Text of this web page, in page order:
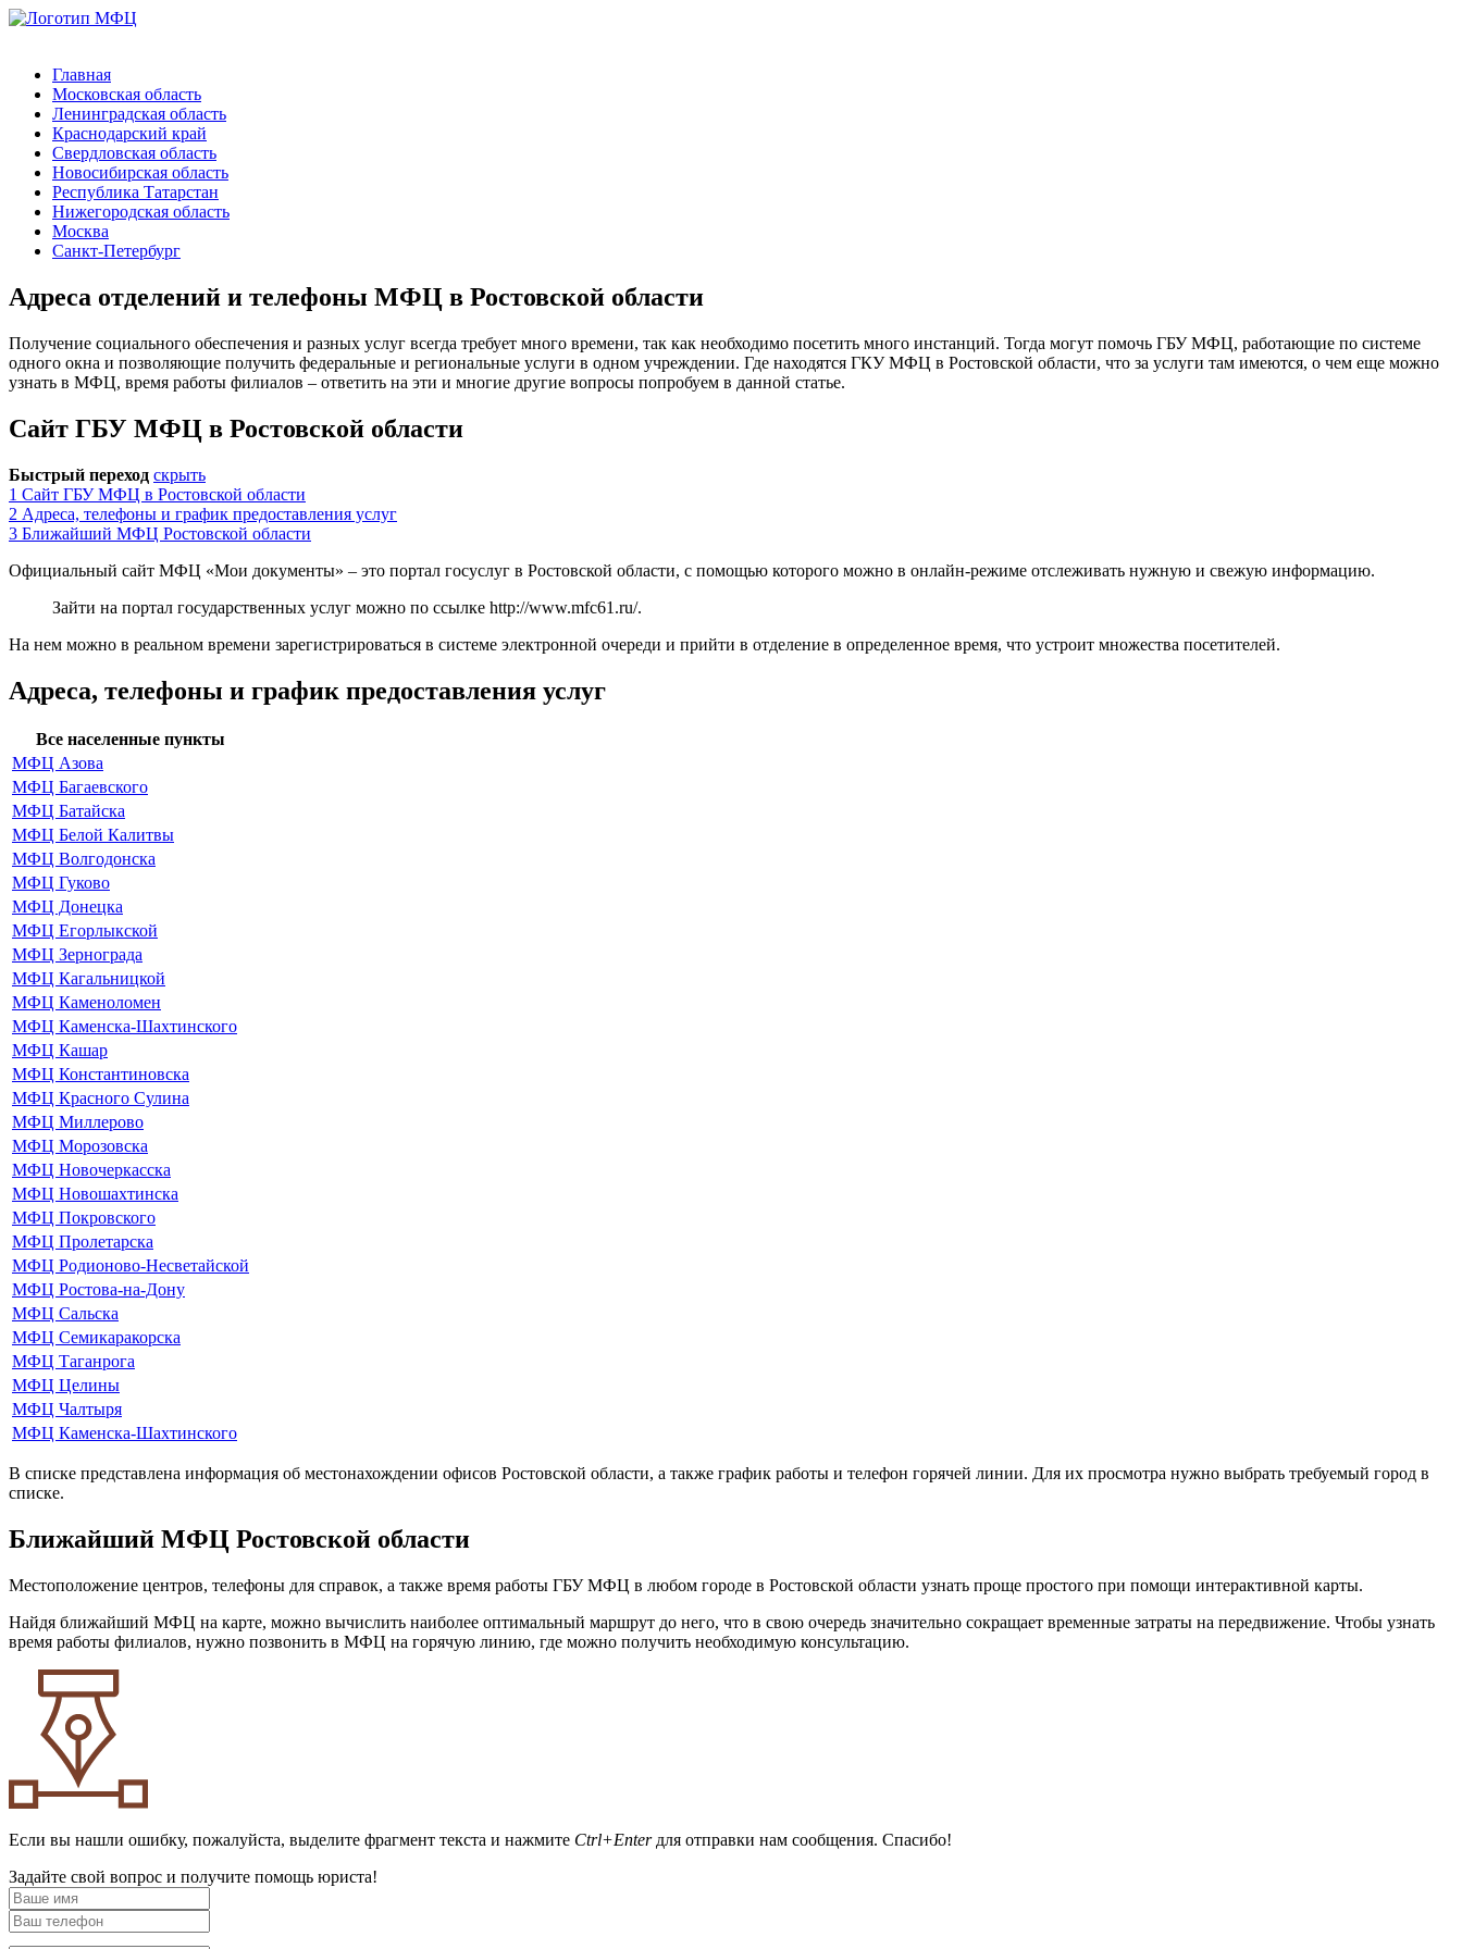
Главная
Московская область
Ленинградская область
Краснодарский край
Свердловская область
Новосибирская область
Республика Татарстан
Нижегородская область
Москва
Санкт-Петербург
Адреса отделений и телефоны МФЦ в Ростовской области
Получение социального обеспечения и разных услуг всегда требует много времени, так как необходимо посетить много инстанций. Тогда могут помочь ГБУ МФЦ, работающие по системе
одного окна и позволяющие получить федеральные и региональные услуги в одном учреждении. Где находятся ГКУ МФЦ в Ростовской области, что за услуги там имеются, о чем еще можно
узнать в МФЦ, время работы филиалов – ответить на эти и многие другие вопросы попробуем в данной статье.
Сайт ГБУ МФЦ в Ростовской области
Быстрый переход скрыть
1 Сайт ГБУ МФЦ в Ростовской области
2 Адреса, телефоны и график предоставления услуг
3 Ближайший МФЦ Ростовской области
Официальный сайт МФЦ «Мои документы» – это портал госуслуг в Ростовской области, с помощью которого можно в онлайн-режиме отслеживать нужную и свежую информацию.
Зайти на портал государственных услуг можно по ссылке http://www.mfc61.ru/.
На нем можно в реальном времени зарегистрироваться в системе электронной очереди и прийти в отделение в определенное время, что устроит множества посетителей.
Адреса, телефоны и график предоставления услуг
Все населенные пункты
МФЦ Азова
МФЦ Багаевского
МФЦ Батайска
МФЦ Белой Калитвы
МФЦ Волгодонска
МФЦ Гуково
МФЦ Донецка
МФЦ Егорлыкской
МФЦ Зернограда
МФЦ Кагальницкой
МФЦ Каменоломен
МФЦ Каменска-Шахтинского
МФЦ Кашар
МФЦ Константиновска
МФЦ Красного Сулина
МФЦ Миллерово
МФЦ Морозовска
МФЦ Новочеркасска
МФЦ Новошахтинска
МФЦ Покровского
МФЦ Пролетарска
МФЦ Родионово-Несветайской
МФЦ Ростова-на-Дону
МФЦ Сальска
МФЦ Семикаракорска
МФЦ Таганрога
МФЦ Целины
МФЦ Чалтыря
МФЦ Каменска-Шахтинского
В списке представлена информация об местонахождении офисов Ростовской области, а также график работы и телефон горячей линии. Для их просмотра нужно выбрать требуемый город в
списке.
Ближайший МФЦ Ростовской области
Местоположение центров, телефоны для справок, а также время работы ГБУ МФЦ в любом городе в Ростовской области узнать проще простого при помощи интерактивной карты.
Найдя ближайший МФЦ на карте, можно вычислить наиболее оптимальный маршрут до него, что в свою очередь значительно сокращает временные затраты на передвижение. Чтобы узнать
время работы филиалов, нужно позвонить в МФЦ на горячую линию, где можно получить необходимую консультацию.
Если вы нашли ошибку, пожалуйста, выделите фрагмент текста и нажмите Ctrl+Enterдля отправки нам сообщения. Спасибо!
Задайте свой вопрос и получите помощь юриста!